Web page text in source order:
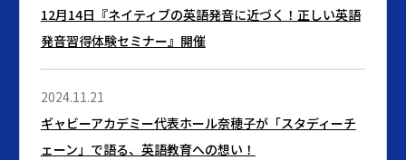
12月14日『ネイティブの英語発音に近づく！正しい英語
発音習得体験セミナー』開催
2024.11.21
ギャビーアカデミー代表ホール奈穂子が「スタディーチ
ェーン」で語る、英語教育への想い！